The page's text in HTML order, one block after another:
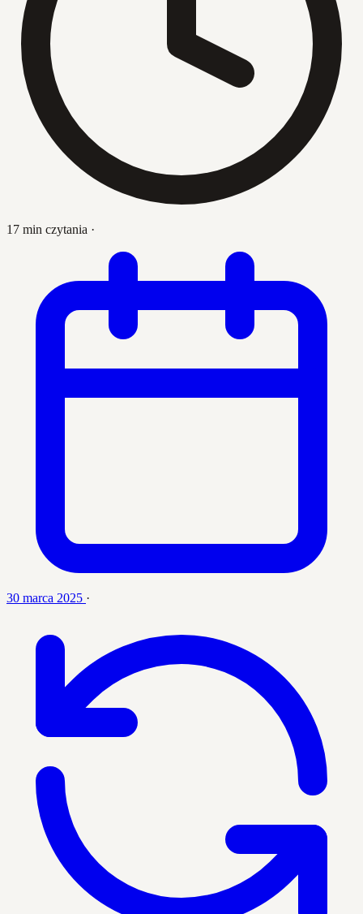
17 min czytania ·
30 marca 2025 ·